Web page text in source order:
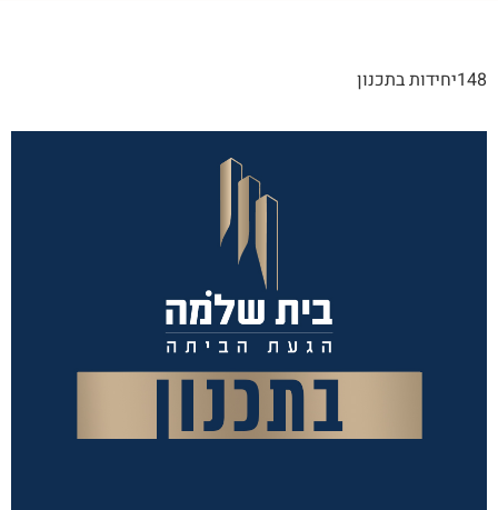
148יחידות בתכנון